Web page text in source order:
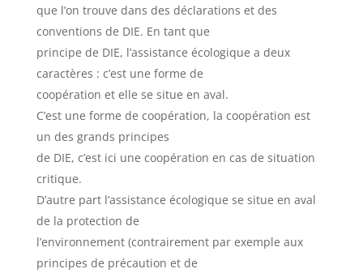
que l’on trouve dans des déclarations et des
conventions de DIE. En tant que
principe de DIE, l’assistance écologique a deux
caractères : c’est une forme de
coopération et elle se situe en aval.
C’est une forme de coopération, la coopération est
un des grands principes
de DIE, c’est ici une coopération en cas de situation
critique.
D’autre part l’assistance écologique se situe en aval
de la protection de
l’environnement (contrairement par exemple aux
principes de précaution et de